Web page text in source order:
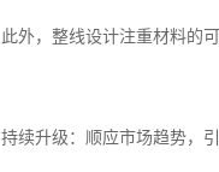
此外，整线设计注重材料的
持续升级：顺应市场趋势，